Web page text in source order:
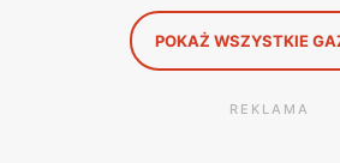
na bony zakupowe.
POKAŻ WSZYSTKIE
REKLAMA